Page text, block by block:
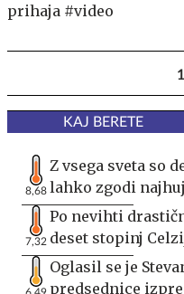
prihaja #video
1
KAJ BERETE
8,68
Z vsega sveta so
lahko zgodi
7,32
Po nevihti
deset stopinj
6,49
Oglasil se je
predsednice